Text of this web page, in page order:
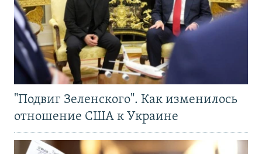
"Подвиг Зеленского". Как изменилось
отношение США к Украине